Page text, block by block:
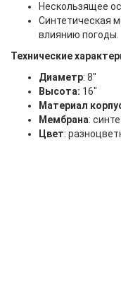
Нескользящее
Синтетическая
влиянию погоды.
Технические
Диаметр: 8"
Высота: 16"
Материал
Мембрана:
Цвет: